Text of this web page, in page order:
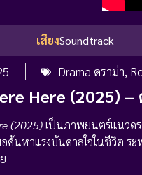
เสียงSoundtrack
Drama ดราม่า,
Here (2025)
(2025)เป็นภาพยนตร์แนวดร
ค้นหาแรงบันดาลใจในชีวิต